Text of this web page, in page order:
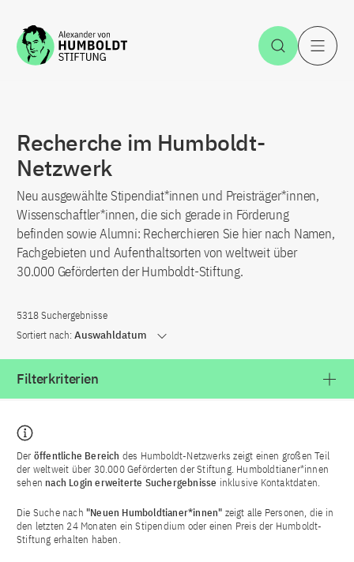
Zum Inhalt springen Suche
Recherche im Humboldt-
Netzwerk
Neu ausgewählte Stipendiat*innen und Preisträger*innen,
Wissenschaftler*innen, die sich gerade in Förderung
befinden sowie Alumni: Recherchieren Sie hier nach Namen,
Fachgebieten und Aufenthaltsorten von weltweit über
30.000 Geförderten der Humboldt-Stiftung.
5318 Suchergebnisse
Sortiert nach: Auswahldatum
Filterkriterien
Der öffentliche Bereich des Humboldt-Netzwerks zeigt einen großen Teil
der weltweit über 30.000 Geförderten der Stiftung. Humboldtianer*innen
sehen nach Login erweiterte Suchergebnisse inklusive Kontaktdaten.
Die Suche nach "Neuen Humboldtianer*innen" zeigt alle Personen, die in
den letzten 24 Monaten ein Stipendium oder einen Preis der Humboldt-
Stiftung erhalten haben.